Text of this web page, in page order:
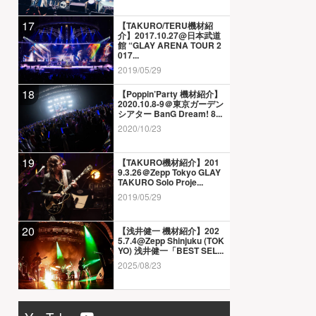
17 【TAKURO/TERU機材紹
介】2017.10.27@日本武道
館 “GLAY ARENA TOUR 2
017...
2019/05/29
18 【Poppin’Party 機材紹介】
2020.10.8-9＠東京ガーデン
シアター BanG Dream! 8...
2020/10/23
19 【TAKURO機材紹介】201
9.3.26＠Zepp Tokyo GLAY
TAKURO Solo Proje...
2019/05/29
20 【浅井健一 機材紹介】202
5.7.4@Zepp Shinjuku (TOK
YO) 浅井健一「BEST SEL...
2025/08/23